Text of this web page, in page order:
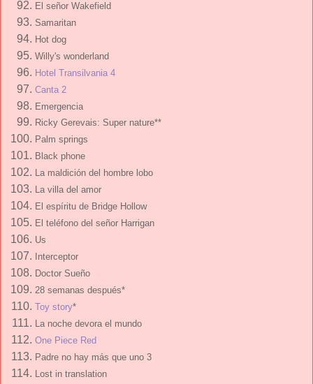
El señor Wakefield
Samaritan
Hot dog
Willy's wonderland
Hotel Transilvania 4
Canta 2
Emergencia
Ricky Gerevais: Super nature**
Palm springs
Black phone
La maldición del hombre lobo
La villa del amor
El espíritu de Bridge Hollow
El teléfono del señor Harrigan
Us
Interceptor
Doctor Sueño
28 semanas después*
Toy story*
La noche devora el mundo
One Piece Red
Padre no hay más que uno 3
Lost in translation